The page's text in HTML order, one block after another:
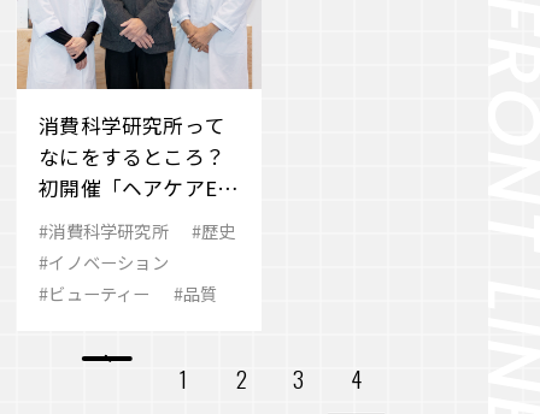
消費科学研究所って
なにをするところ？
初開催「ヘアケアEX
PO」のブースを直撃
#消費科学研究所
#歴史
#イノベーション
#ビューティー
#品質
1 2 3 4